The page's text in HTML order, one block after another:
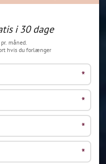
i 30 dage
måned.
hvis du forlænger